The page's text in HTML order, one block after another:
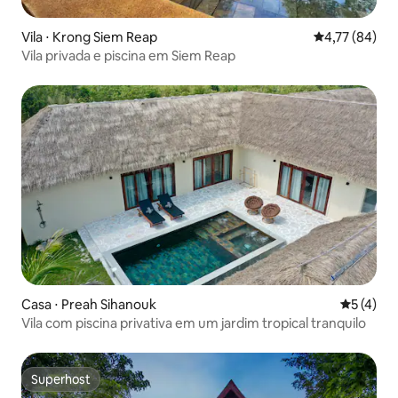
Vila ⋅ Krong Siem Reap 4,77 de uma
4,77 (84)
Vila privada e piscina em Siem Reap
Casa ⋅ Preah Sihanouk 5 de
5 (4)
Vila com piscina privativa em um jardim tropical tranquilo
Superhost
Superhost